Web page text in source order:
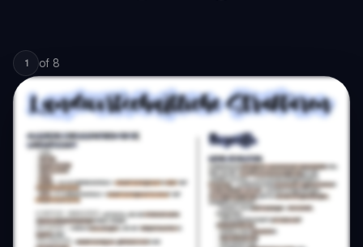
1 of 8